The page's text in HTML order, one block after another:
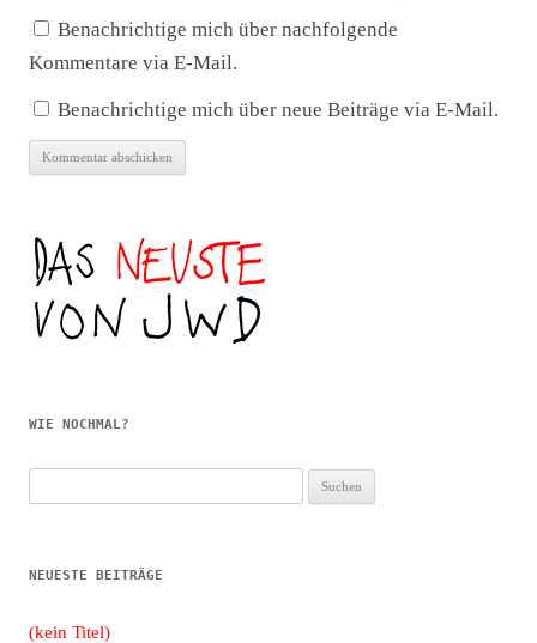
Benachrichtige mich über nachfolgende
Kommentare via E-Mail.
Benachrichtige mich über neue Beiträge via E-Mail.
WIE NOCHMAL?
nach:
NEUESTE BEITRÄGE
(kein Titel)